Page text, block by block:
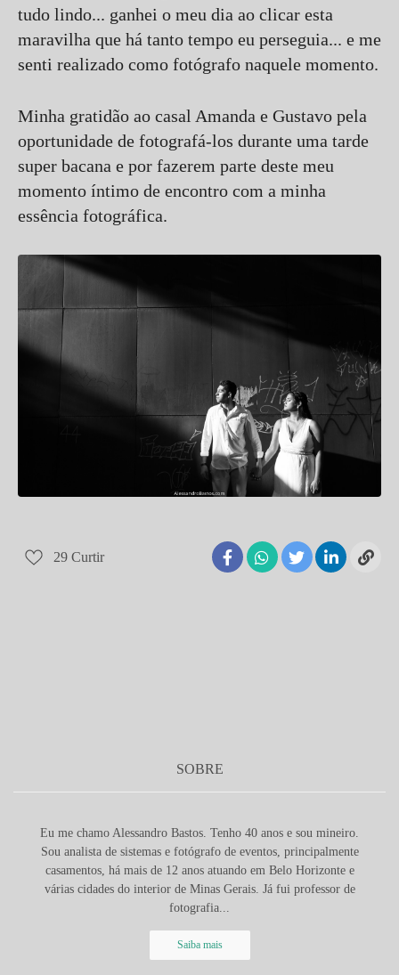
tudo lindo... ganhei o meu dia ao clicar esta
maravilha que há tanto tempo eu perseguia... e me
senti realizado como fotógrafo naquele momento.
Minha gratidão ao casal Amanda e Gustavo pela
oportunidade de fotografá-los durante uma tarde
super bacana e por fazerem parte deste meu
momento íntimo de encontro com a minha
essência fotográfica.
29 Curtir
SOBRE
Eu me chamo Alessandro Bastos. Tenho 40 anos e sou mineiro.
Sou analista de sistemas e fotógrafo de eventos, principalmente
casamentos, há mais de 12 anos atuando em Belo Horizonte e
várias cidades do interior de Minas Gerais. Já fui professor de
fotografia...
Saiba mais